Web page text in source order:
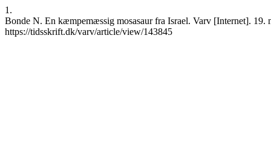
1.
Bonde N. En kæmpemæssig mosasaur fra Israel. Varv [Internet].
https://tidsskrift.dk/varv/article/view/143845